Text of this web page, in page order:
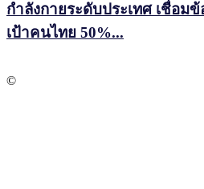
กำลังกายระดับประเทศ เชื่อม
เป้าคนไทย 50%...
©